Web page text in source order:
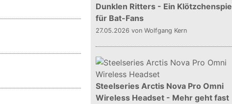
Dunklen Ritters - Ein
für Bat-Fans
27.05.2026 von Wolfgang Kern
Steelseries Arctis Nova Pro Omni
Wireless Headset - Mehr geht fast